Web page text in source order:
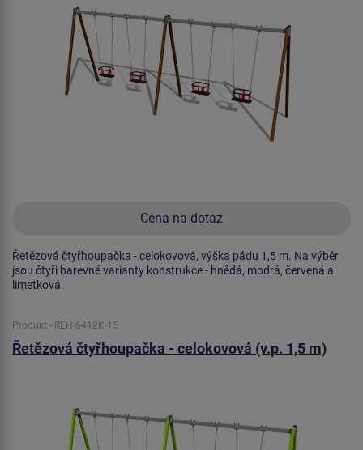
Cena na dotaz
Řetězová čtyřhoupačka - celokovová, výška pádu 1,5 m. Na výběr
jsou čtyři barevné varianty konstrukce - hnědá, modrá, červená a
limetková.
Produkt - REH-6412K-15
Řetězová čtyřhoupačka - celokovová (v.p. 1,5 m)